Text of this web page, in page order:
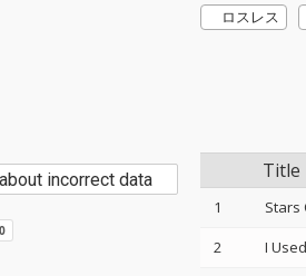
ロスレス
Title
1 Stars
2
I
incorrect data